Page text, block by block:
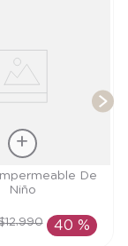
AL
De
Niño
12.990 40 %